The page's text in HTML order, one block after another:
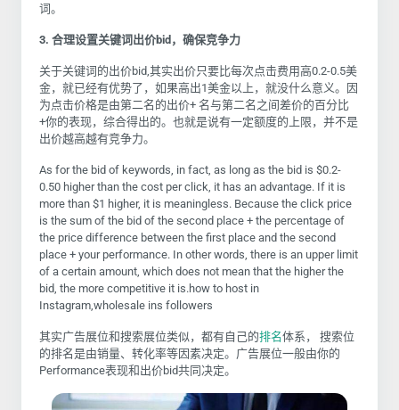
词。
3. 合理设置关键词出价bid，确保竞争力
关于关键词的出价bid,其实出价只要比每次点击费用高0.2-0.5美
金，就已经有优势了，如果高出1美金以上，就没什么意义。因
为点击价格是由第二名的出价+ 名与第二名之间差价的百分比
+你的表现，综合得出的。也就是说有一定额度的上限，并不是
出价越高越有竞争力。
As for the bid of keywords, in fact, as long as the bid is $0.2-
0.50 higher than the cost per click, it has an advantage. If it is
more than $1 higher, it is meaningless. Because the click price
is the sum of the bid of the second place + the percentage of
the price difference between the first place and the second
place + your performance. In other words, there is an upper limit
of a certain amount, which does not mean that the higher the
bid, the more competitive it is.how to host in
Instagram,wholesale ins followers
其实广告展位和搜索展位类似，都有自己的排名体系， 搜索位
的排名是由销量、转化率等因素决定。广告展位一般由你的
Performance表现和出价bid共同决定。